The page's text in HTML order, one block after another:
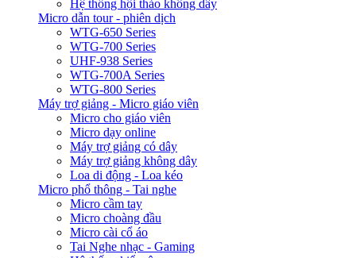
Hệ thống hội thảo không dây
Micro dẫn tour - phiên dịch
WTG-650 Series
WTG-700 Series
UHF-938 Series
WTG-700A Series
WTG-800 Series
Máy trợ giảng - Micro giáo viên
Micro cho giáo viên
Micro dạy online
Máy trợ giảng có dây
Máy trợ giảng không dây
Loa di động - Loa kéo
Micro phổ thông - Tai nghe
Micro cầm tay
Micro choàng đầu
Micro cài cổ áo
Tai Nghe nhạc - Gaming